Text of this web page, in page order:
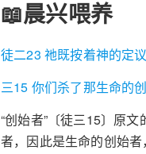
📖晨兴喂养
徒二23 祂既按着神的定
三15 你们杀了那生命的
“创始者”〔徒三15〕原
者，因此是生命的创始者